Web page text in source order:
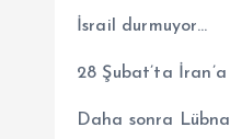
İsrail durmuyor…
28 Şubat’ta
Daha sonra